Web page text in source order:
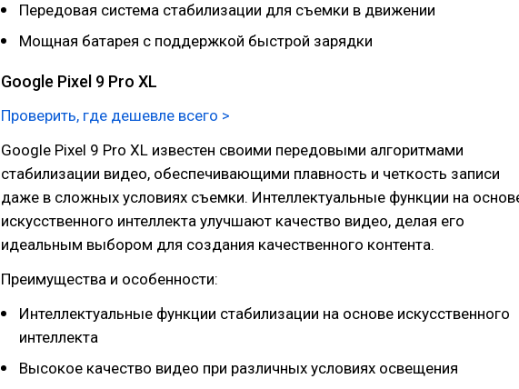
Передовая система стабилизации для съемки в движении
Мощная батарея с поддержкой быстрой зарядки
Google Pixel 9 Pro XL
Проверить, где дешевле всего >
Google Pixel 9 Pro XL известен своими передовыми алгоритмами
стабилизации видео, обеспечивающими плавность и четкость записи
даже в сложных условиях съемки. Интеллектуальные функции на
искусственного интеллекта улучшают качество видео, делая его
идеальным выбором для создания качественного контента.
Преимущества и особенности:
Интеллектуальные функции стабилизации на основе искусственного
интеллекта
Высокое качество видео при различных условиях освещения